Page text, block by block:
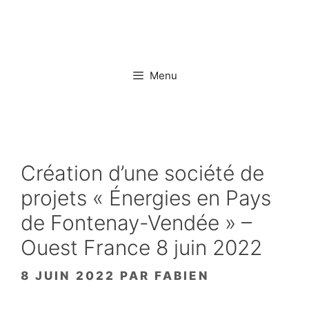
Menu
Création d’une société de
projets « Énergies en Pays
de Fontenay-Vendée » –
Ouest France 8 juin 2022
8 JUIN 2022 PAR FABIEN